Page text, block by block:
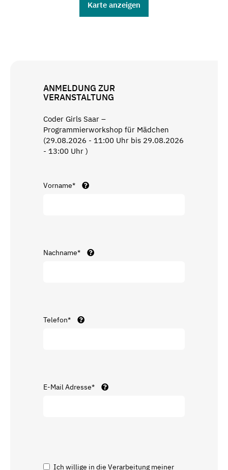
Karte anzeigen
ANMELDUNG ZUR
VERANSTALTUNG
Coder Girls Saar –
Programmierworkshop für Mädchen
(29.08.2026 - 11:00 Uhr bis 29.08.2026
- 13:00 Uhr )
Vorname*
Nachname*
Telefon*
E-Mail Adresse*
Ich willige in die Verarbeitung meiner